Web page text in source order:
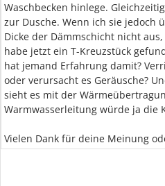
Waschbecken hinlege.
zur Dusche. Wenn ich sie jedoch
Dicke der Dämmschicht nicht
habe jetzt ein T-Kreuzstück
hat jemand Erfahrung damit?
oder verursacht es Geräusche?
sieht es mit der
Warmwasserleitung würde ja die
Vielen Dank für deine Meinung